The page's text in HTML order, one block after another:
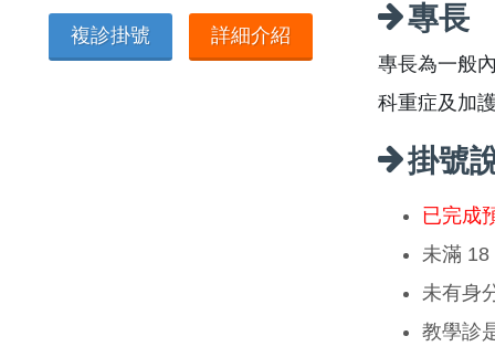
複診掛號 詳細介紹 專長
專長為一般
科重症及加
掛號
已完成
未滿 18
未有身
教學診